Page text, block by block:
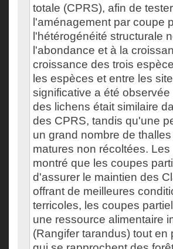
totale (CPRS), afin de
l'aménagement par coupe
l'hétérogénéité structurale
l'abondance et à la
croissance des trois
les espèces et entre les
significative a été
des lichens était similaire
des CPRS, tandis qu'une
un grand nombre de
matures non récoltées.
montré que les coupes
d'assurer le maintien des
offrant de meilleures
terricoles, les coupes
une ressource alimentaire
(Rangifer tarandus) tout